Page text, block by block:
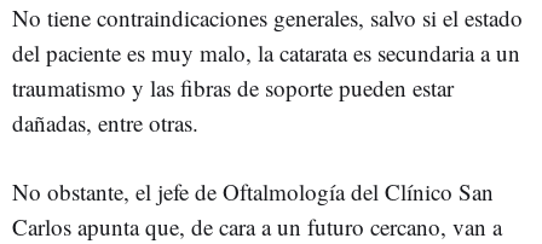
No tiene contraindicaciones generales, salvo si el estado
del paciente es muy malo, la catarata es secundaria a un
traumatismo y las fibras de soporte pueden estar
dañadas, entre otras.
No obstante, el jefe de Oftalmología del Clínico San
Carlos apunta que, de cara a un futuro cercano, van a